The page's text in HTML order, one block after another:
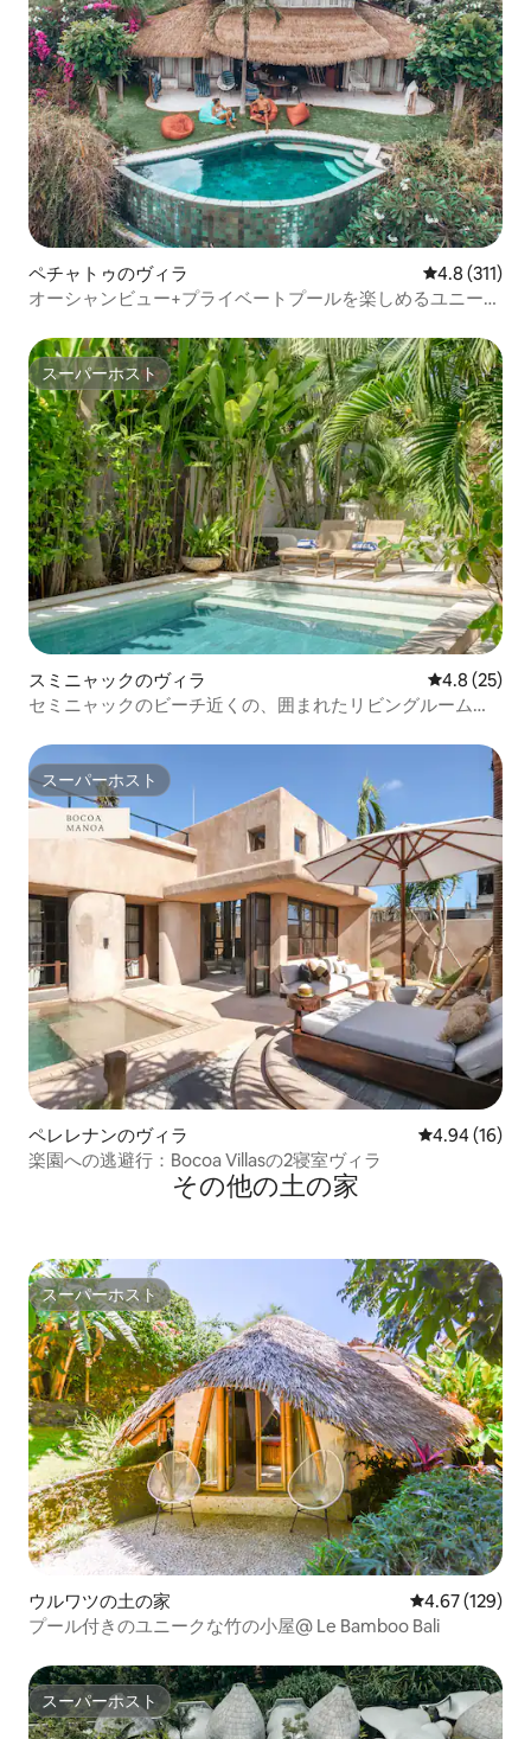
ペチャトゥのヴィラ レビュー311
4.8 (311)
オーシャンビュー+プライベートプールを楽しめるユニーク
スーパーホスト
スーパーホスト
スミニャックのヴィラ レビュー25
4.8 (25)
セミニャックのビーチ近くの、囲まれたリビングルームが
スーパーホスト
スーパーホスト
ペレレナンのヴィラ レビュー16
4.94 (16)
楽園への逃避行：Bocoa Villasの2寝室ヴィラ
その他の土の家
スーパーホスト
スーパーホスト
ウルワツの土の家 レビュー129
4.67 (129)
プール付きのユニークな竹の小屋@ Le Bamboo Bali
スーパーホスト
スーパーホスト